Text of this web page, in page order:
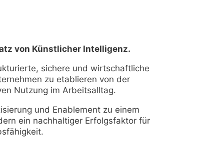
von Künstlicher Intelligenz.
sichere und wirtschaftliche
zu etablieren von der
Nutzung im Arbeitsalltag.
und Enablement zu einem
ein nachhaltiger Erfolgsfaktor für